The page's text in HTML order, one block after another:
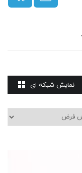
نمایش شبکه ای